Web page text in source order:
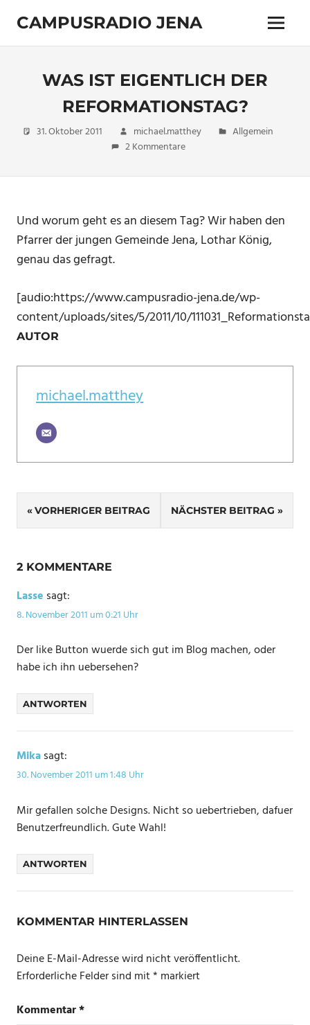
Inhalt
springen
CAMPUSRADIO JENA
103.4
Menü
WAS IST EIGENTLICH DER
REFORMATIONSTAG?
31. Oktober 2011 michael.matthey
Allgemein
2 Kommentare
Und worum geht es an diesem Tag? Wir haben den
Pfarrer der jungen Gemeinde Jena, Lothar König,
genau das gefragt.
[audio:https://www.campusradio-jena.de/wp-
content/uploads/sites/5/2011/10/
AUTOR
michael.matthey
Beitragsnavigation
VORHERIGER BEITRAG NÄCHSTER BEITRAG
2 KOMMENTARE
Lasse sagt:
8. November 2011 um 0:21 Uhr
Der like Button wuerde sich gut im Blog machen, oder
habe ich ihn uebersehen?
ANTWORTEN
Mikasagt:
30. November 2011 um 1:48 Uhr
Mir gefallen solche Designs. Nicht so uebertrieben, dafuer
Benutzerfreundlich. Gute Wahl!
ANTWORTEN
KOMMENTAR HINTERLASSEN
Deine E-Mail-Adresse wird nicht veröffentlicht.
Erforderliche Felder sind mit* markiert
Kommentar*